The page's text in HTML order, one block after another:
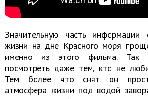
Значительную часть
жизни на дне Красного моря
именно из этого фильма. Так
посмотреть даже тем, кто не
Тем более что снят он
атмосфера жизни под водой